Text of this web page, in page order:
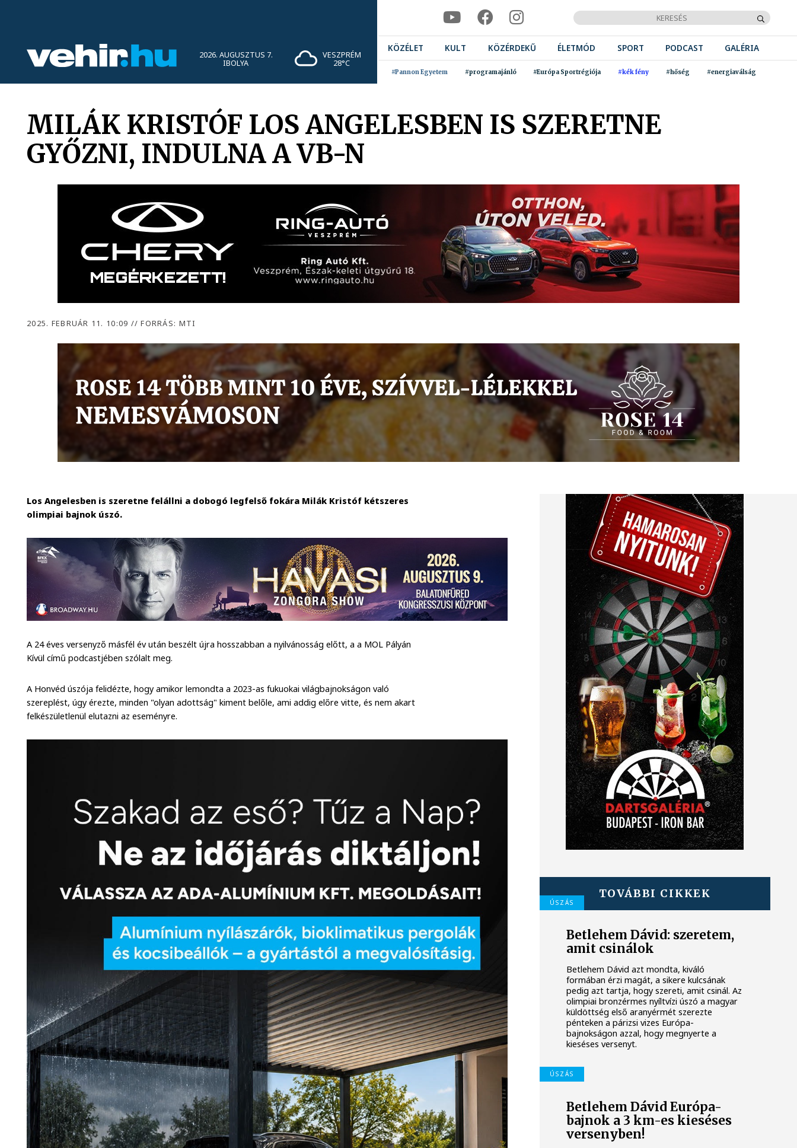
2026. AUGUSZTUS 7.
IBOLYA
VESZPRÉM
28°C
KÖZÉLET KULT KÖZÉRDEKŰ ÉLETMÓD SPORT PODCAST GALÉRIA
#Pannon Egyetem #programajánló #Európa Sportrégiója #kék fény #hőség #energiaválság
MILÁK KRISTÓF LOS ANGELESBEN IS SZERETNE
GYŐZNI, INDULNA A VB-N
2025. FEBRUÁR 11. 10:09 // FORRÁS: MTI
Los Angelesben is szeretne felállni a dobogó legfelső fokára Milák Kristóf kétszeres
olimpiai bajnok úszó.
A 24 éves versenyző másfél év után beszélt újra hosszabban a nyilvánosság előtt, a a MOL Pályán
Kívül című podcastjében szólalt meg.
A Honvéd úszója felidézte, hogy amikor lemondta a 2023-as fukuokai világbajnokságon való
szereplést, úgy érezte, minden "olyan adottság" kiment belőle, ami addig előre vitte, és nem akart
felkészületlenül elutazni az eseményre.
TOVÁBBI CIKKEK
ÚSZÁS
Betlehem Dávid: szeretem,
amit csinálok
Betlehem Dávid azt mondta, kiváló
formában érzi magát, a sikere kulcsának
pedig azt tartja, hogy szereti, amit csinál. Az
olimpiai bronzérmes nyíltvízi úszó a magyar
küldöttség első aranyérmét szerezte
pénteken a párizsi vizes Európa-
bajnokságon azzal, hogy megnyerte a
kieséses versenyt.
ÚSZÁS
Betlehem Dávid Európa-
bajnok a 3 km-es kieséses
versenyben!